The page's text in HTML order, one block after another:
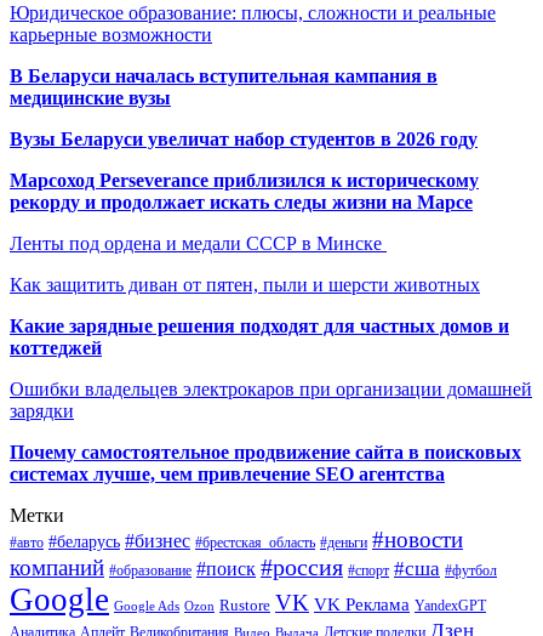
Юридическое образование: плюсы, сложности и реальные
карьерные возможности
В Беларуси началась вступительная кампания в
медицинские вузы
Вузы Беларуси увеличат набор студентов в 2026 году
Марсоход Perseverance приблизился к историческому
рекорду и продолжает искать следы жизни на Марсе
Ленты под ордена и медали СССР в Минске
Как защитить диван от пятен, пыли и шерсти животных
Какие зарядные решения подходят для частных домов и
коттеджей
Ошибки владельцев электрокаров при организации домашней
зарядки
Почему самостоятельное продвижение сайта в поисковых
системах лучше, чем привлечение SEO агентства
Метки
#авто #беларусь #бизнес #брестская_область #деньги #новости
компаний #образование #поиск #россия #спорт #сша #футбол
Google Google Ads Ozon Rustore VK VK Реклама YandexGPT
Аналитика Апдейт Великобритания Видео Выдача Детские поделки Дзен